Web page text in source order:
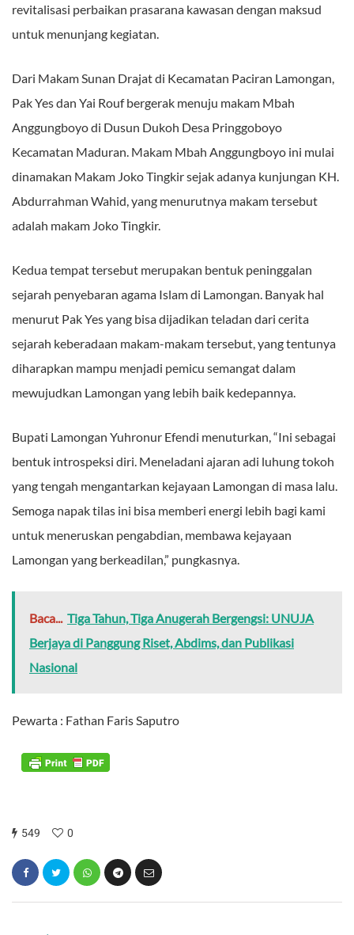
revitalisasi perbaikan prasarana kawasan dengan maksud
untuk menunjang kegiatan.
Dari Makam Sunan Drajat di Kecamatan Paciran Lamongan,
Pak Yes dan Yai Rouf bergerak menuju makam Mbah
Anggungboyo di Dusun Dukoh Desa Pringgoboyo
Kecamatan Maduran. Makam Mbah Anggungboyo ini mulai
dinamakan Makam Joko Tingkir sejak adanya kunjungan KH.
Abdurrahman Wahid, yang menurutnya makam tersebut
adalah makam Joko Tingkir.
Kedua tempat tersebut merupakan bentuk peninggalan
sejarah penyebaran agama Islam di Lamongan. Banyak hal
menurut Pak Yes yang bisa dijadikan teladan dari cerita
sejarah keberadaan makam-makam tersebut, yang tentunya
diharapkan mampu menjadi pemicu semangat dalam
mewujudkan Lamongan yang lebih baik kedepannya.
Bupati Lamongan Yuhronur Efendi menuturkan, “Ini sebagai
bentuk introspeksi diri. Meneladani ajaran adi luhung tokoh
yang tengah mengantarkan kejayaan Lamongan di masa lalu.
Semoga napak tilas ini bisa memberi energi lebih bagi kami
untuk meneruskan pengabdian, membawa kejayaan
Lamongan yang berkeadilan,” pungkasnya.
Baca... Tiga Tahun, Tiga Anugerah Bergengsi: UNUJA
Berjaya di Panggung Riset, Abdims, dan Publikasi
Nasional
Pewarta : Fathan Faris Saputro
549 0